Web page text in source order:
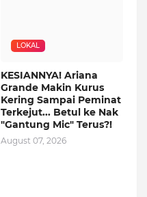
LOKAL
KESIANNYA! Ariana
Grande Makin Kurus
Kering Sampai Peminat
Terkejut... Betul ke Nak
"Gantung Mic" Terus?!
August 07, 2026